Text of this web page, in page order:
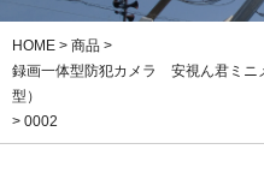
HOME > 商品 >
録画一体型防犯カメラ 安視ん君ミ
型）
> 0002